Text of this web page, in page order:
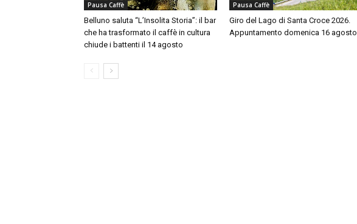
Pausa Caffè
Belluno saluta “L’Insolita Storia”: il bar
che ha trasformato il caffè in cultura
chiude i battenti il 14 agosto
Pausa Caffè
Giro del Lago di Santa Croce 2026.
Appuntamento domenica 16 agosto